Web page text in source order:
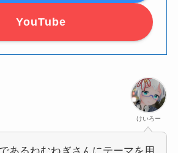
YouTube
けいろー